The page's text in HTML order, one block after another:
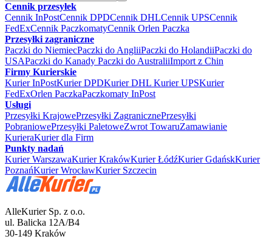
Cennik przesyłek
Cennik InPostCennik DPDCennik DHLCennik UPSCennik
FedExCennik PaczkomatyCennik Orlen Paczka
Przesyłki zagraniczne
Paczki do NiemiecPaczki do AngliiPaczki do HolandiiPaczki do
USAPaczki do Kanady Paczki do AustraliiImport z Chin
Firmy Kurierskie
Kurier InPostKurier DPDKurier DHL Kurier UPSKurier
FedExOrlen PaczkaPaczkomaty InPost
Usługi
Przesyłki KrajowePrzesyłki ZagranicznePrzesyłki
PobraniowePrzesyłki PaletoweZwrot TowaruZamawianie
KurieraKurier dla Firm
Punkty nadań
Kurier WarszawaKurier KrakówKurier ŁódźKurier GdańskKurier
PoznańKurier WrocławKurier Szczecin
AlleKurier Sp. z o.o.
ul. Balicka 12A/B4
30-149 Kraków